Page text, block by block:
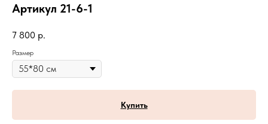
Артикул 21-6-1
7 800 р.
Размер
Купить